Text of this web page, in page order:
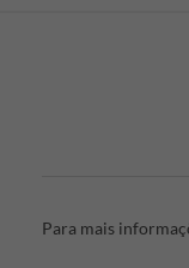
Para mais